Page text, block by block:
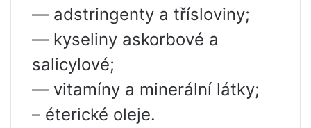
— adstringenty a třísloviny;
— kyseliny askorbové a
salicylové;
— vitamíny a minerální látky;
– éterické oleje.